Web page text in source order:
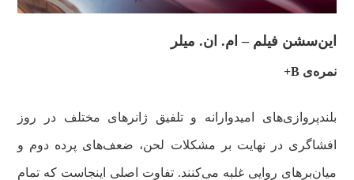
این‌سشن فیلم – ام. ان. میلر
نمره‌ی B+
بلندپروازی‌های امیدوارانه و تلفیق ژانرهای مختلف در روز
افشاگری در نهایت بر مشکلات لحن، ضعف‌های پرده دوم و
میان‌برهای روایی غلبه می‌کنند. تفاوت اصلی اینجاست که تمام